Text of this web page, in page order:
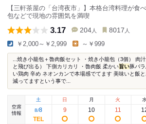
【三軒茶屋の「台湾夜市」】本格台湾料理が食
包などで現地の雰囲気を満喫
3.17 204 人 8017 人
￥2,000～￥2,999 ～￥999
...焼き小籠包＋魯肉飯セット ・焼き小籠包（3個） 肉
と飛び出る） 下側カリカリ ・魯肉飯 柔かい旨い豚バ
い鶏肉 辛め ネオンカンで本場感でてます 美味いと飯
減ってますという事で...
空席
情報
土
8/8
日
9
月
10
火
11